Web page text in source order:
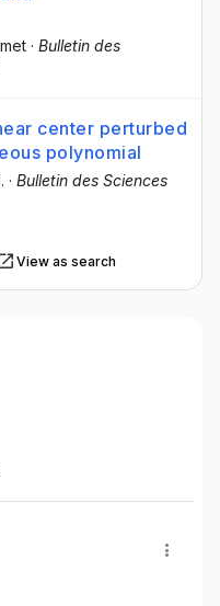
· Bulletin des
center perturbed
polynomial
· Bulletin des Sciences
View as search